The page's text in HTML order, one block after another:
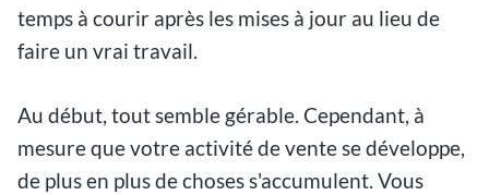
temps à courir après les mises à jour au lieu de
faire un vrai travail.
Au début, tout semble gérable. Cependant, à
mesure que votre activité de vente se développe,
de plus en plus de choses s'accumulent. Vous